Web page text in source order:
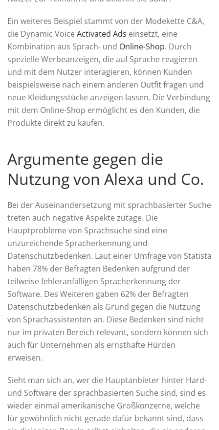
Ein weiteres Beispiel stammt von der Modekette C&A,
die Dynamic Voice Activated Ads einsetzt, eine
Kombination aus Sprach- und Online-Shop. Durch
spezielle Werbeanzeigen, die auf Sprache reagieren
und mit dem Nutzer interagieren, können Kunden
beispielsweise nach einem anderen Outfit fragen und
neue Kleidungsstücke anzeigen lassen. Die Verbindung
mit dem Online-Shop ermöglicht es den Kunden, die
Produkte direkt zu kaufen.
Argumente gegen die
Nutzung von Alexa und Co.
Bei der Auseinandersetzung mit sprachbasierter Suche
treten auch negative Aspekte zutage. Die
Hauptprobleme von Sprachsuche sind eine
unzureichende Spracherkennung und
Datenschutzbedenken. Laut einer Umfrage von Statista
haben 78% der Befragten Bedenken aufgrund der
teilweise fehleranfälligen Spracherkennung der
Software. Des Weiteren gaben 62% der Befragten
Datenschutzbedenken als Grund gegen die Nutzung
von Sprachassistenten an. Diese Bedenken sind nicht
nur im privaten Bereich relevant, sondern können sich
auch für Unternehmen als ernsthafte Hürden
erweisen.
Sieht man sich an, wer die Hauptanbieter hinter Hard-
und Software der sprachbasierten Suche sind, sind es
wieder einmal amerikanische Großkonzerne, welche
für gewöhnlich nicht gerade dafür bekannt sind, dass